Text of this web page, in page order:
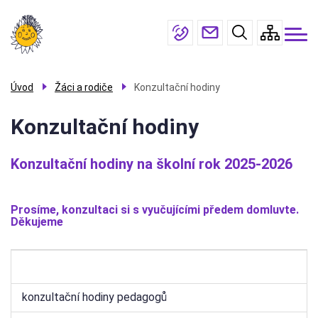
hlavnímu
Menu
navigace
škole
Žáci a
Galerie
deska
Úvod Žáci a rodiče Konzultační hodiny
Konzultační hodiny
Konzultační hodiny na školní rok 2025-2026
Prosíme, konzultaci si s vyučujícími předem domluvte.
Děkujeme
konzultační hodiny pedagogů